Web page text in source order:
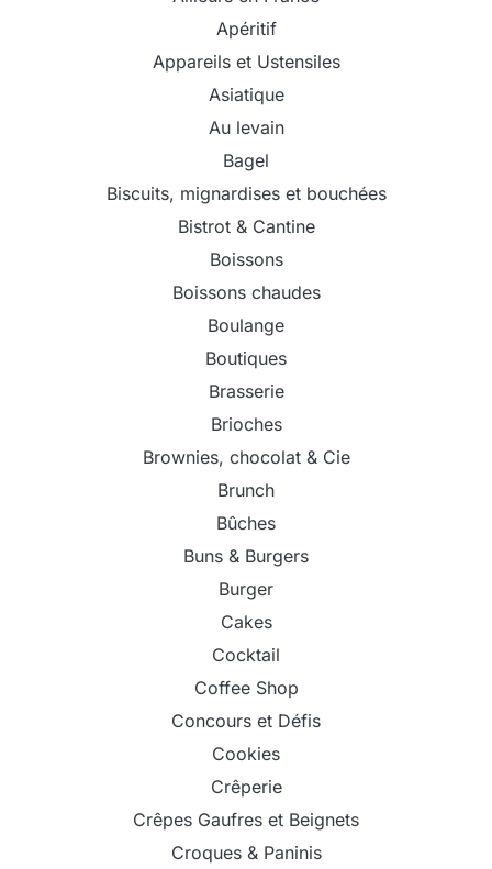
Apéritif
Appareils et Ustensiles
Asiatique
Au levain
Bagel
Biscuits, mignardises et bouchées
Bistrot & Cantine
Boissons
Boissons chaudes
Boulange
Boutiques
Brasserie
Brioches
Brownies, chocolat & Cie
Brunch
Bûches
Buns & Burgers
Burger
Cakes
Cocktail
Coffee Shop
Concours et Défis
Cookies
Crêperie
Crêpes Gaufres et Beignets
Croques & Paninis